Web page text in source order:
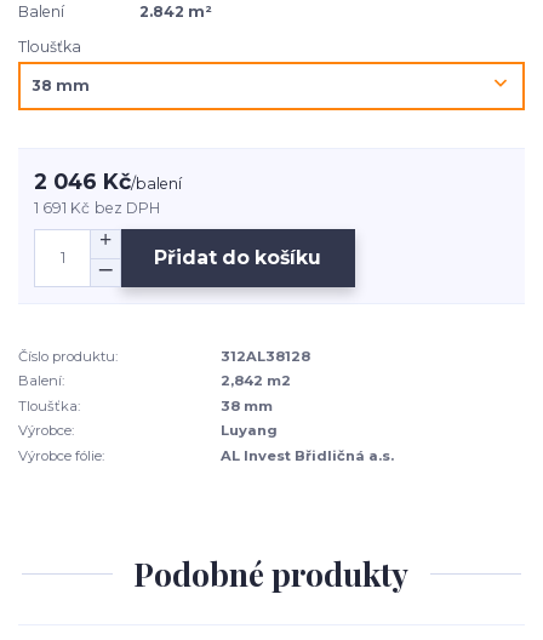
Balení
2.842 m²
Tloušťka
2 046 Kč/balení
1 691 Kč bez DPH
Přidat do košíku
Číslo produktu:
312AL38128
Balení:
2,842 m2
Tloušťka:
38 mm
Výrobce:
Luyang
Výrobce fólie:
AL Invest Břidličná a.s.
Podobné produkty